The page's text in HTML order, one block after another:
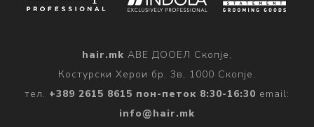
hair.mk АВЕ ДООЕЛ Скопје,
Костурски Херои бр. 3в, 1000 Скопје.
тел. +389 2615 8615 пон-петок 8:30-16:30 email:
info@hair.mk